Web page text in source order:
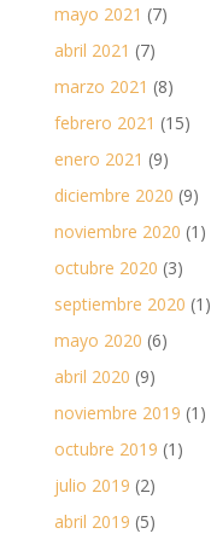
mayo 2021 (7)
abril 2021 (7)
marzo 2021 (8)
febrero 2021 (15)
enero 2021 (9)
diciembre 2020 (9)
noviembre 2020 (1)
octubre 2020 (3)
septiembre 2020 (1)
mayo 2020 (6)
abril 2020 (9)
noviembre 2019 (1)
octubre 2019 (1)
julio 2019 (2)
abril 2019 (5)